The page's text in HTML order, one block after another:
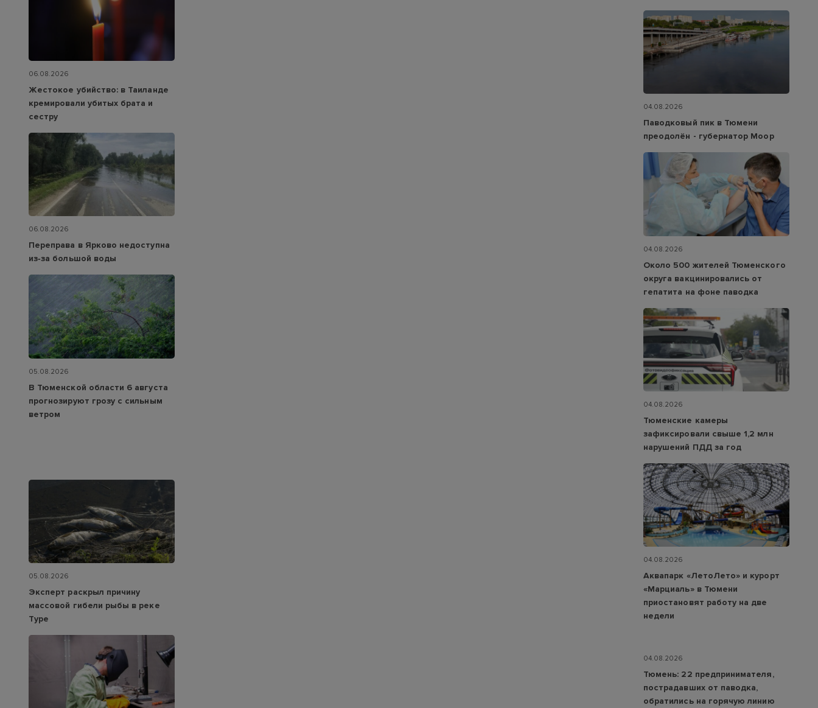
06.08.2026
Жестокое убийство: в Таиланде
кремировали убитых брата и
сестру
06.08.2026
Переправа в Ярково недоступна
из‑за большой воды
05.08.2026
В Тюменской области 6 августа
прогнозируют грозу с сильным
ветром
05.08.2026
Эксперт раскрыл причину
массовой гибели рыбы в реке
Туре
04.08.2026
Паводковый пик в Тюмени
преодолён - губернатор Моор
04.08.2026
Около 500 жителей Тюменского
округа вакцинировались от
гепатита на фоне паводка
04.08.2026
Тюменские камеры
зафиксировали свыше 1,2 млн
нарушений ПДД за год
04.08.2026
Аквапарк «ЛетоЛето» и курорт
«Марциаль» в Тюмени
приостановят работу на две
недели
04.08.2026
Тюмень: 22 предпринимателя,
пострадавших от паводка,
обратились на горячую линию